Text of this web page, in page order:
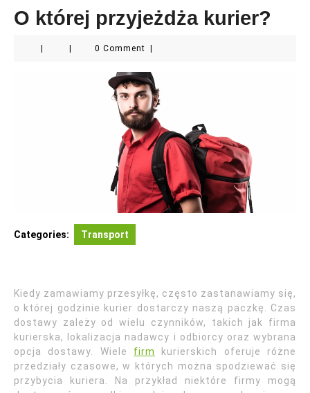
O której przyjeżdża kurier?
0 Comment
Categories: Transport
Kiedy zamawiamy przesyłkę, często zastanawiamy się,
o której godzinie kurier dostarczy naszą paczkę. Czas
dostawy zależy od wielu czynników, takich jak firma
kurierska, lokalizacja nadawcy i odbiorcy oraz wybrana
opcja dostawy. Wiele firm
kurierskich oferuje różne
przedziały czasowe, w których można spodziewać się
przybycia kuriera. Na przykład niektóre firmy mogą